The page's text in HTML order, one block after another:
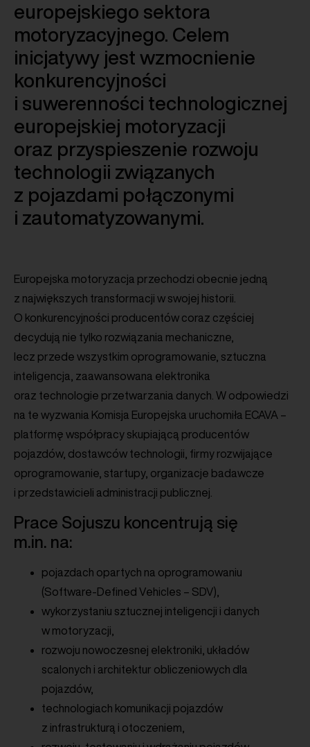
europejskiego sektora
motoryzacyjnego. Celem
inicjatywy jest wzmocnienie
konkurencyjności
i suwerenności technologicznej
europejskiej motoryzacji
oraz przyspieszenie rozwoju
technologii związanych
z pojazdami połączonymi
i zautomatyzowanymi.
Europejska motoryzacja przechodzi obecnie jedną
z największych transformacji w swojej historii.
O konkurencyjności producentów coraz częściej
decydują nie tylko rozwiązania mechaniczne,
lecz przede wszystkim oprogramowanie, sztuczna
inteligencja, zaawansowana elektronika
oraz technologie przetwarzania danych. W odpowiedzi
na te wyzwania Komisja Europejska uruchomiła ECAVA –
platformę współpracy skupiającą producentów
pojazdów, dostawców technologii, firmy rozwijające
oprogramowanie, startupy, organizacje badawcze
i przedstawicieli administracji publicznej.
Prace Sojuszu koncentrują się
m.in. na:
pojazdach opartych na oprogramowaniu
(Software-Defined Vehicles – SDV),
wykorzystaniu sztucznej inteligencji i danych
w motoryzacji,
rozwoju nowoczesnej elektroniki, układów
scalonych i architektur obliczeniowych dla
pojazdów,
technologiach komunikacji pojazdów
z infrastrukturą i otoczeniem,